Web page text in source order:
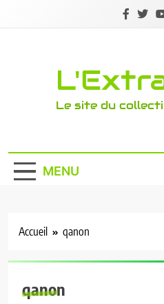
Le site du
MENU
Accueil qanon
qanon